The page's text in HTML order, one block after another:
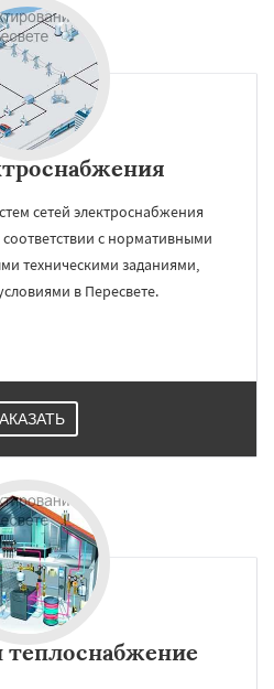
сетей электроснабжения
с нормативными
техническими заданиями,
в Пересвете.